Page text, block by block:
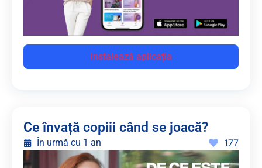
Instalează aplicația
Ce învață copiii când se joacă?
În urmă cu 1 an 177